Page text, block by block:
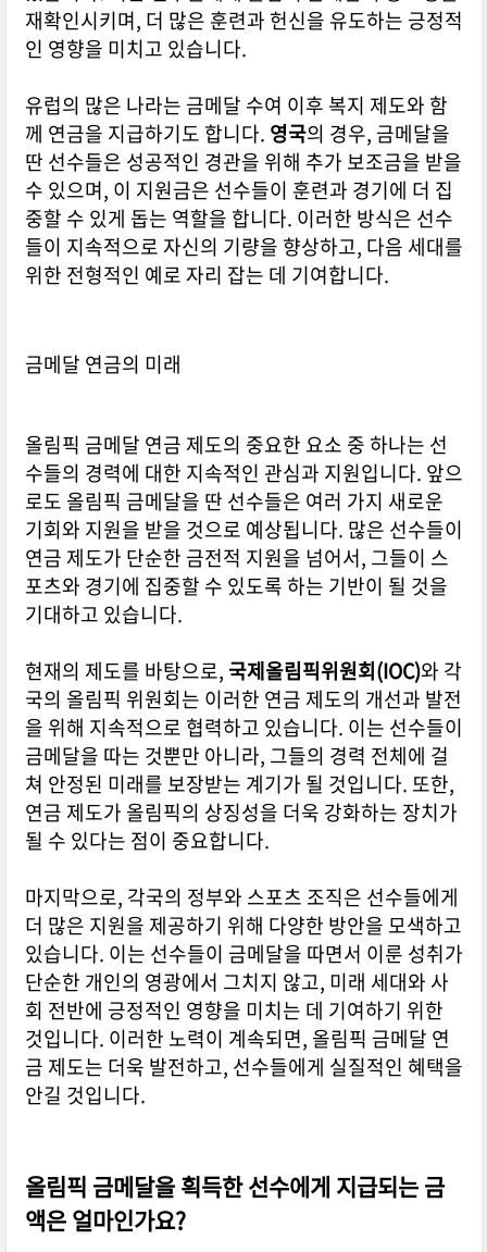
재확인시키며, 더 많은 훈련과 헌신을 유도하는 긍정적
인 영향을 미치고 있습니다.
유럽의 많은 나라는 금메달 수여 이후 복지 제도와 함
께 연금을 지급하기도 합니다. 영국의 경우, 금메달을
딴 선수들은 성공적인 경관을 위해 추가 보조금을 받을
수 있으며, 이 지원금은 선수들이 훈련과 경기에 더 집
중할 수 있게 돕는 역할을 합니다. 이러한 방식은 선수
들이 지속적으로 자신의 기량을 향상하고, 다음 세대를
위한 전형적인 예로 자리 잡는 데 기여합니다.
금메달 연금의 미래
올림픽 금메달 연금 제도의 중요한 요소 중 하나는 선
수들의 경력에 대한 지속적인 관심과 지원입니다. 앞으
로도 올림픽 금메달을 딴 선수들은 여러 가지 새로운
기회와 지원을 받을 것으로 예상됩니다. 많은 선수들이
연금 제도가 단순한 금전적 지원을 넘어서, 그들이 스
포츠와 경기에 집중할 수 있도록 하는 기반이 될 것을
기대하고 있습니다.
현재의 제도를 바탕으로, 국제올림픽위원회(IOC)와 각
국의 올림픽 위원회는 이러한 연금 제도의 개선과 발전
을 위해 지속적으로 협력하고 있습니다. 이는 선수들이
금메달을 따는 것뿐만 아니라, 그들의 경력 전체에 걸
쳐 안정된 미래를 보장받는 계기가 될 것입니다. 또한,
연금 제도가 올림픽의 상징성을 더욱 강화하는 장치가
될 수 있다는 점이 중요합니다.
마지막으로, 각국의 정부와 스포츠 조직은 선수들에게
더 많은 지원을 제공하기 위해 다양한 방안을 모색하고
있습니다. 이는 선수들이 금메달을 따면서 이룬 성취가
단순한 개인의 영광에서 그치지 않고, 미래 세대와 사
회 전반에 긍정적인 영향을 미치는 데 기여하기 위한
것입니다. 이러한 노력이 계속되면, 올림픽 금메달 연
금 제도는 더욱 발전하고, 선수들에게 실질적인 혜택을
안길 것입니다.
올림픽 금메달을 획득한 선수에게 지급되는 금
액은 얼마인가요?